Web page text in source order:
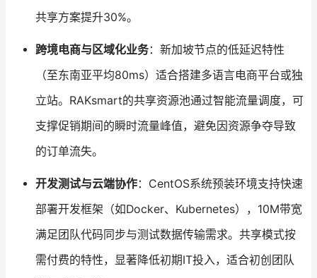
共享方案提升30%。
跨境电商与区域化业务：新加坡节点的低延迟特性
（至东南亚平均80ms）适合搭建多语言电商平台或独
立站。RAKsmart的共享资源池通过智能流量调度，可
支撑促销期间的瞬时流量峰值，避免因资源争夺导致
的订单流失。
开发测试与云端协作：CentOS系统预装环境支持快速
部署开发框架（如Docker、Kubernetes），10M带宽
满足团队代码同步与测试数据传输需求。共享模式按
需付费的特性，显著降低初期IT投入，适合初创团队